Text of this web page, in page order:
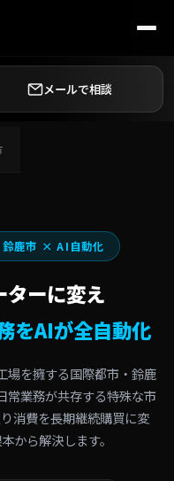
メールで相談
鈴鹿市 × AI自動化
ターに変え
をAIが全自動化
場を擁する国際都市・鈴鹿
常業務が共存する特殊な市
消費を長期継続購買に変
から解決します。